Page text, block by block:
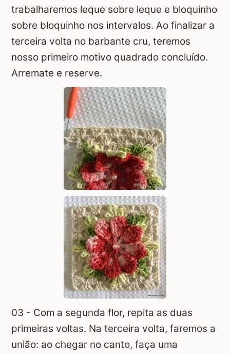
trabalharemos leque sobre leque e bloquinho
sobre bloquinho nos intervalos. Ao finalizar a
terceira volta no barbante cru, teremos
nosso primeiro motivo quadrado concluído.
Arremate e reserve.
03 - Com a segunda flor, repita as duas
primeiras voltas. Na terceira volta, faremos a
união: ao chegar no canto, faça uma